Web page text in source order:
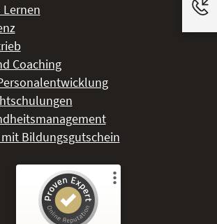
Coaching
Bildungsgutschein
und Erfahrungen zu
- Deutsches eLearning Studieninstitut